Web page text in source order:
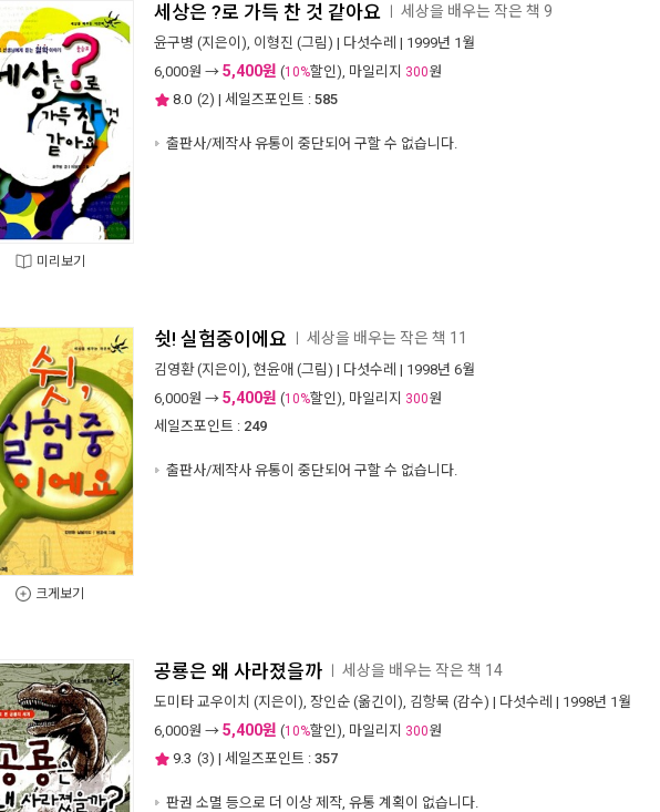
미리보기
세상은 ?로 가득 찬 것 같아요 세상을 배우는 작은 책 9
윤구병 (지은이), 이형진 (그림) | 다섯수레 | 1999년 1월
6,000원 → 5,400원 (10%할인), 마일리지 300원
8.0 (2) | 세일즈포인트 : 585
출판사/제작사 유통이 중단되어 구할 수 없습니다.
크게보기
쉿! 실험중이에요 세상을 배우는 작은 책 11
김영환(지은이), 현윤애 (그림) | 다섯수레 | 1998년 6월
6,000원 → 5,400원 (10%할인), 마일리지 300원
세일즈포인트 : 249
출판사/제작사 유통이 중단되어 구할 수 없습니다.
공룡은 왜 사라졌을까 세상을 배우는 작은 책 14
도미타 교우이치 (지은이), 장인순 (옮긴이), 김항묵 (감수) | 다섯수레 | 1998년 1월
6,000원 → 5,400원 (10%할인), 마일리지 300원
9.3 (3) | 세일즈포인트 : 357
판권 소멸 등으로 더 이상 제작, 유통 계획이 없습니다.